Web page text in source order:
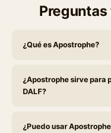
¿Qué es Apostrophe?
¿Apostrophe sirve para
DALF?
¿Puedo usar